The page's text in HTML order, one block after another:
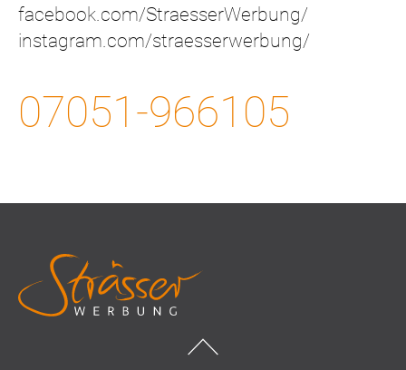
facebook.com/StraesserWerbung/
instagram.com/straesserwerbung/
07051-966105